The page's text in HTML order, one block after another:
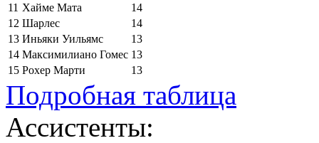
11 Хайме Мата
14
12 Шарлес
14
13 Иньяки Уильямс
13
14 Максимилиано Гомес 13
15 Рохер Марти 13
Подробная таблица
Ассистенты: